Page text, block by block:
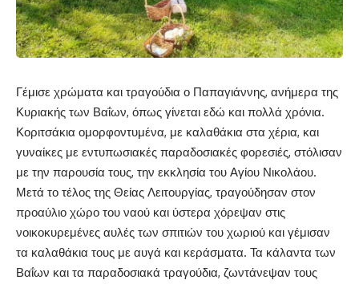
Γέμισε χρώματα και τραγούδια ο Παπαγιάννης, ανήμερα της
Κυριακής των Βαΐων, όπως γίνεται εδώ και πολλά χρόνια.
Κοριτσάκια ομορφοντυμένα, με καλαθάκια στα χέρια, και
γυναίκες με εντυπωσιακές παραδοσιακές φορεσιές, στόλισαν
με την παρουσία τους, την εκκλησία του Αγίου Νικολάου.
Μετά το τέλος της Θείας Λειτουργίας, τραγούδησαν στον
προαύλιο χώρο του ναού και ύστερα χόρεψαν στις
νοικοκυρεμένες αυλές των σπιτιών του χωριού και γέμισαν
τα καλαθάκια τους με αυγά και κεράσματα. Τα κάλαντα των
Βαΐων και τα παραδοσιακά τραγούδια, ζωντάνεψαν τους